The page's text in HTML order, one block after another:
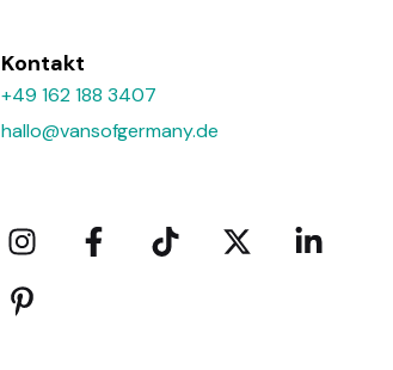
Kontakt
+49 162 188 3407
hallo@vansofgermany.de